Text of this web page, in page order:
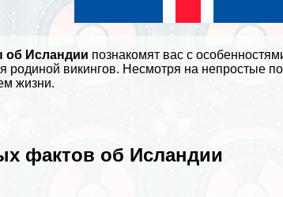
об Исландии познакомят вас с
родиной викингов. Несмотря на непростые
жизни.
фактов об Исландии